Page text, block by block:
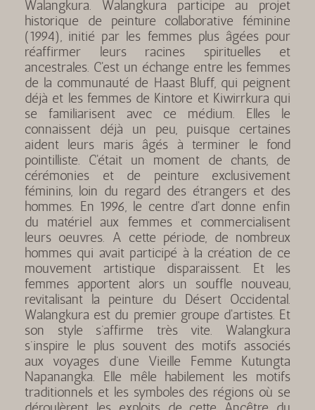
Walangkura. Walangkura participe au projet
historique de peinture collaborative féminine
(1994), initié par les femmes plus âgées pour
réaffirmer leurs racines spirituelles et
ancestrales. C'est un échange entre les femmes
de la communauté de Haast Bluff, qui peignent
déjà et les femmes de Kintore et Kiwirrkura qui
se familiarisent avec ce médium. Elles le
connaissent déjà un peu, puisque certaines
aident leurs maris âgés à terminer le fond
pointilliste. C'était un moment de chants, de
cérémonies et de peinture exclusivement
féminins, loin du regard des étrangers et des
hommes. En 1996, le centre d'art donne enfin
du matériel aux femmes et commercialisent
leurs oeuvres. A cette période, de nombreux
hommes qui avait participé à la création de ce
mouvement artistique disparaissent. Et les
femmes apportent alors un souffle nouveau,
revitalisant la peinture du Désert Occidental.
Walangkura est du premier groupe d'artistes. Et
son style s’affirme très vite. Walangkura
s’inspire le plus souvent des motifs associés
aux voyages d’une Vieille Femme Kutungta
Napanangka. Elle mêle habilement les motifs
traditionnels et les symboles des régions où se